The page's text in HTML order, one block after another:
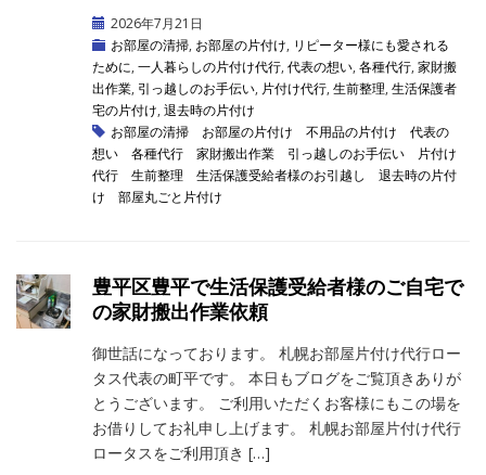
2026年7月21日
お部屋の清掃, お部屋の片付け, リピーター様にも愛される
ために, 一人暮らしの片付け代行, 代表の想い, 各種代行, 家財搬
出作業, 引っ越しのお手伝い, 片付け代行, 生前整理, 生活保護者
宅の片付け, 退去時の片付け
お部屋の清掃
お部屋の片付け 不用品の片付け
代表の
想い
各種代行 家財搬出作業 引っ越しのお手伝い
片付け
代行
生前整理 生活保護受給者様のお引越し
退去時の片付
け
部屋丸ごと片付け
豊平区豊平で生活保護受給者様のご自宅で
の家財搬出作業依頼
御世話になっております。 札幌お部屋片付け代行ロー
タス代表の町平です。 本日もブログをご覧頂きありが
とうございます。 ご利用いただくお客様にもこの場を
お借りしてお礼申し上げます。 札幌お部屋片付け代行
ロータスをご利用頂き […]